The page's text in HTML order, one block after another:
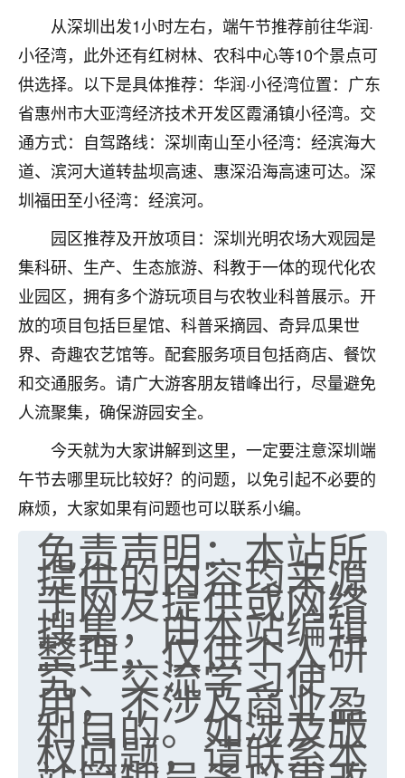
从深圳出发1小时左右，端午节推荐前往华润·
小径湾，此外还有红树林、农科中心等10个景点可
供选择。以下是具体推荐：华润·小径湾位置：广东
省惠州市大亚湾经济技术开发区霞涌镇小径湾。交
通方式：自驾路线：深圳南山至小径湾：经滨海大
道、滨河大道转盐坝高速、惠深沿海高速可达。深
圳福田至小径湾：经滨河。
园区推荐及开放项目：深圳光明农场大观园是
集科研、生产、生态旅游、科教于一体的现代化农
业园区，拥有多个游玩项目与农牧业科普展示。开
放的项目包括巨星馆、科普采摘园、奇异瓜果世
界、奇趣农艺馆等。配套服务项目包括商店、餐饮
和交通服务。请广大游客朋友错峰出行，尽量避免
人流聚集，确保游园安全。
今天就为大家讲解到这里，一定要注意深圳端
午节去哪里玩比较好？的问题，以免引起不必要的
麻烦，大家如果有问题也可以联系小编。
免责声明：本站所
提供的内容均来源
于网友提供或网络
搜集，由本站编辑
整理，仅供个人研
究、交流学习使
用，不涉及商业盈
利目的。如涉及版
权问题，请联系本
1天前 来自四川 9
金白水清
我也想找老师看看，有没有人给个联系方式的啊？
鹿森：慧来老师微信：gjsy0624
1天前 来自江西 12
我也想要，我也想要！
2天前 来自山西 15
Jessica李
老师做不做超度法事？我想给我奶奶做超度，她今年
刚去世了。
七零老顽童 ：我母亲前年离世，刚开始我经常
做梦梦见她，后来也是朋友介绍，找到慧来老
师，安排了超度法事，做梦再也没有梦到过
了，一开始是半信半疑的，图个心安，给亡母
超度，现在看来，人不信也不行。
优秀的张同学
老师收徒吗？？我对这些很感兴趣
2天前 来自山西 15